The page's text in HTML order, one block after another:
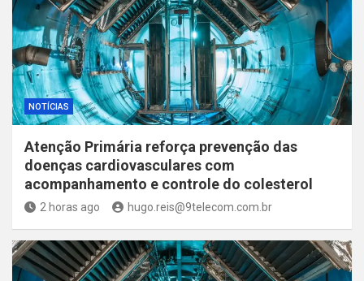
NOTÍCIAS
Atenção Primária reforça prevenção das
doenças cardiovasculares com
acompanhamento e controle do colesterol
2 horas ago hugo.reis@9telecom.com.br